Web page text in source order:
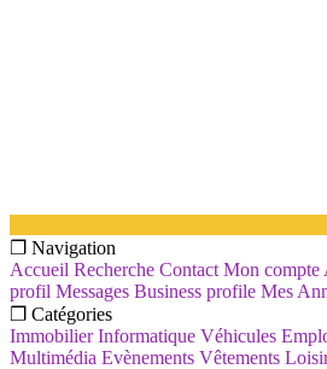
❐ Navigation
Accueil Recherche Contact Mon compte
profil Messages Business profile Mes
❐ Catégories
Immobilier Informatique Véhicules
Multimédia Evènements Vêtements